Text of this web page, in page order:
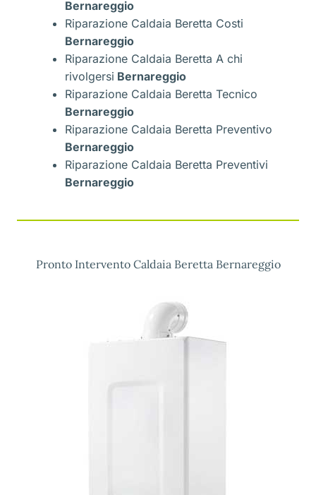
Bernareggio
Riparazione Caldaia Beretta Costi
Bernareggio
Riparazione Caldaia Beretta A chi
rivolgersi Bernareggio
Riparazione Caldaia Beretta Tecnico
Bernareggio
Riparazione Caldaia Beretta Preventivo
Bernareggio
Riparazione Caldaia Beretta Preventivi
Bernareggio
Pronto Intervento Caldaia Beretta Bernareggio